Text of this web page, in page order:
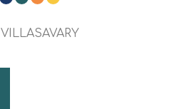
VILLASAVARY